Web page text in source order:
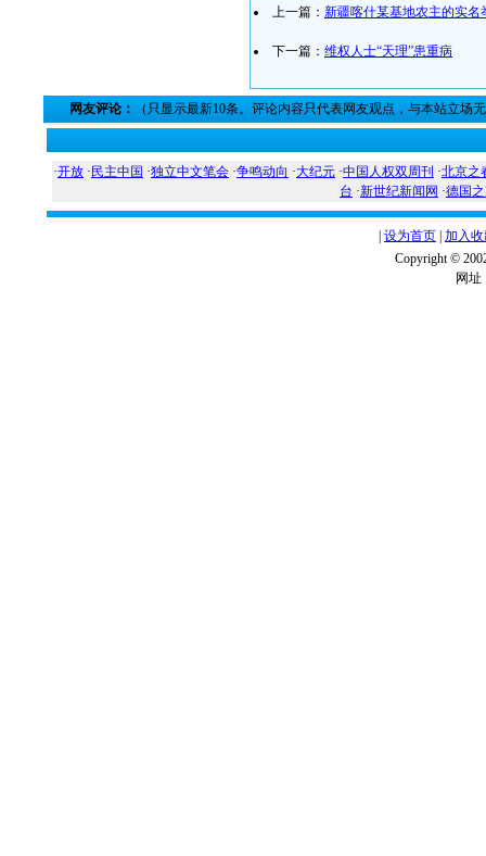
上一篇： 新疆喀什某基地农主的实名
下一篇： 维权人士“天理”患重病
网友评论： （只显示最新10条。评论内容只代表网友观点，与本站立场
·开放 · 民主中国 ·独立中文笔会 ·争鸣动向 ·大纪元 ·中国人权双周刊 ·北京之
台 ·新世纪新闻网 ·德国
设为首页 加入
Copyright ©
网址